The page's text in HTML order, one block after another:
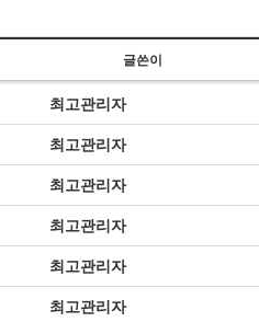
글쓴이
최고관리자
최고관리자
최고관리자
최고관리자
최고관리자
최고관리자